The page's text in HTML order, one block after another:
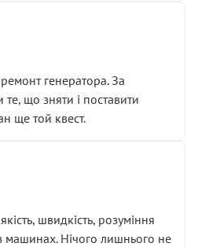
рахунках
а не формального
що сервіс працює не
добре
генератора. За
що зняти і поставити
ще той квест.
швидкість, розуміння
машинах. Нічого лишнього не